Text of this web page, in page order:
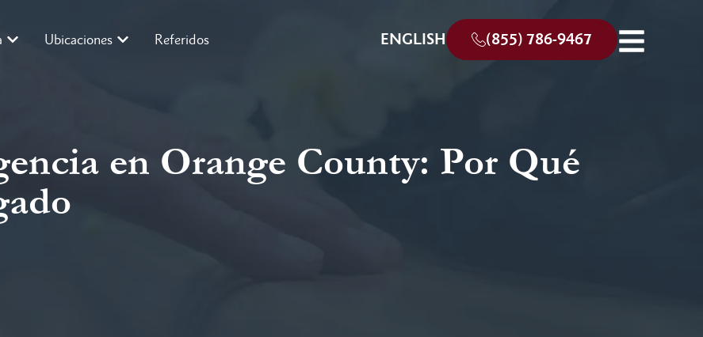
Ubicaciones Referidos ENGLISH (855) 786-9467
en Orange County: Por Qué